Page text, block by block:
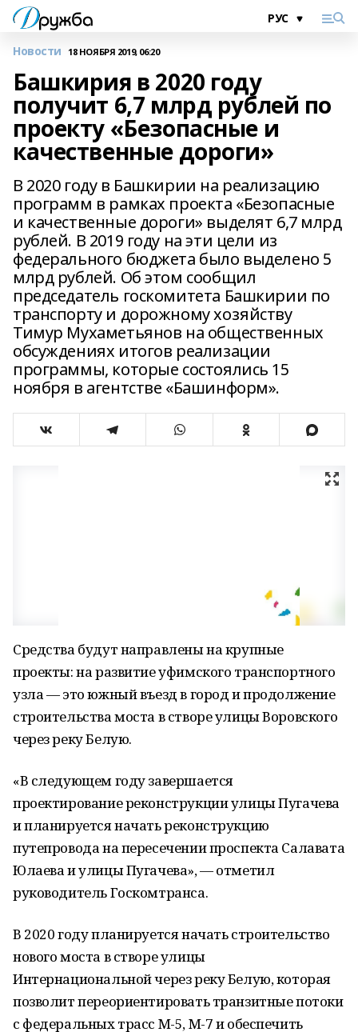
Новости 18 НОЯБРЯ 2019, 06:20
Башкирия в 2020 году
получит 6,7 млрд рублей по
проекту «Безопасные и
качественные дороги»
В 2020 году в Башкирии на реализацию
программ в рамках проекта «Безопасные
и качественные дороги» выделят 6,7 млрд
рублей. В 2019 году на эти цели из
федерального бюджета было выделено 5
млрд рублей. Об этом сообщил
председатель госкомитета Башкирии по
транспорту и дорожному хозяйству
Тимур Мухаметьянов на общественных
обсуждениях итогов реализации
программы, которые состоялись 15
ноября в агентстве «Башинформ».
Средства будут направлены на крупные
проекты: на развитие уфимского транспортного
узла — это южный въезд в город и продолжение
строительства моста в створе улицы Воровского
через реку Белую.
«В следующем году завершается
проектирование реконструкции улицы Пугачева
и планируется начать реконструкцию
путепровода на пересечении проспекта Салавата
Юлаева и улицы Пугачева», — отметил
руководитель Госкомтранса.
В 2020 году планируется начать строительство
нового моста в створе улицы
Интернациональной через реку Белую, которая
позволит переориентировать транзитные потоки
с федеральных трасс М-5, М-7 и обеспечить